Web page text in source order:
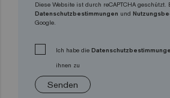
Diese Website ist durch reCAPTCHA geschützt.
Datenschutzbestimmungen und
Google.
Ich habe die
ihnen zu
Senden